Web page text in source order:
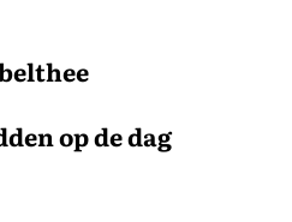
op de dag